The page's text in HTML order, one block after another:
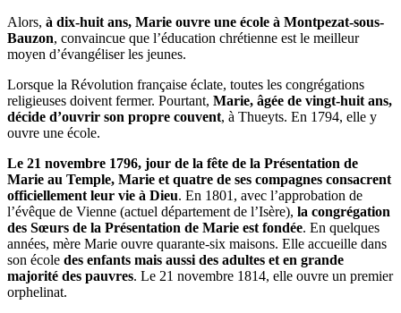
Alors, à dix-huit ans, Marie ouvre une école à Montpezat-sous-
Bauzon, convaincue que l’éducation chrétienne est le meilleur
moyen d’évangéliser les jeunes.
Lorsque la Révolution française éclate, toutes les congrégations
religieuses doivent fermer. Pourtant, Marie, âgée de vingt-huit ans,
décide d’ouvrir son propre couvent, à Thueyts. En 1794, elle y
ouvre une école.
Le 21 novembre 1796, jour de la fête de la Présentation de
Marie au Temple, Marie et quatre de ses compagnes consacrent
officiellement leur vie à Dieu. En 1801, avec l’approbation de
l’évêque de Vienne (actuel département de l’Isère), la congrégation
des Sœurs de la Présentation de Marie est fondée. En quelques
années, mère Marie ouvre quarante-six maisons. Elle accueille dans
son école des enfants mais aussi des adultes et en grande
majorité des pauvres. Le 21 novembre 1814, elle ouvre un premier
orphelinat.